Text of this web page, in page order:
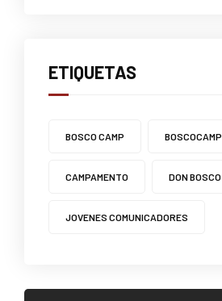
ETIQUETAS
BOSCO CAMP BOSCOCAMP
CAMPAMENTO DON BOSCO
JOVENES COMUNICADORES